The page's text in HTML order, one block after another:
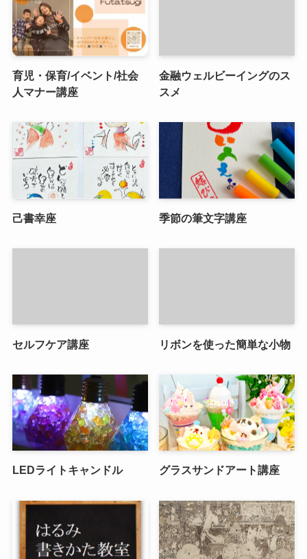
育児・保育/イベント/社会
人マナー講座
金融ウェルビーイングのス
スメ
己書幸座 季節の筆文字講座
セルフケア講座 リボンを使った簡単な小物
LEDライトキャンドル グラスサンドアート講座